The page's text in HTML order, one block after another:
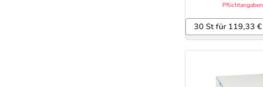
Pflichtangaben
30 St für 119,33 €